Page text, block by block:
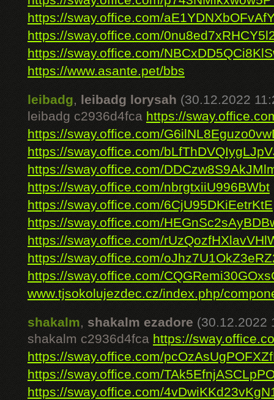
https://sway.office.com/
https://sway.office.com/
https://sway.office.com/
https://www.asante.pet/bbs
leibadg, leibadg lorysah (30.12.2022
leibadg c2936d4fca https://
https://sway.office.com/
https://sway.office.com/
https://sway.office.com/
https://sway.office.com/nbrgtxiiU996BWbt
https://sway.office.com/6CjU95DKiEetrKtE
https://sway.office.com/
https://sway.office.com/
https://sway.office.com/
https://sway.office.com/
www.tjsokolujezdec.cz/index.php/
shakalm, shakalm ezadore (30.12.2022
shakalm c2936d4fca https://
https://sway.office.com/
https://sway.office.com/
https://sway.office.com/